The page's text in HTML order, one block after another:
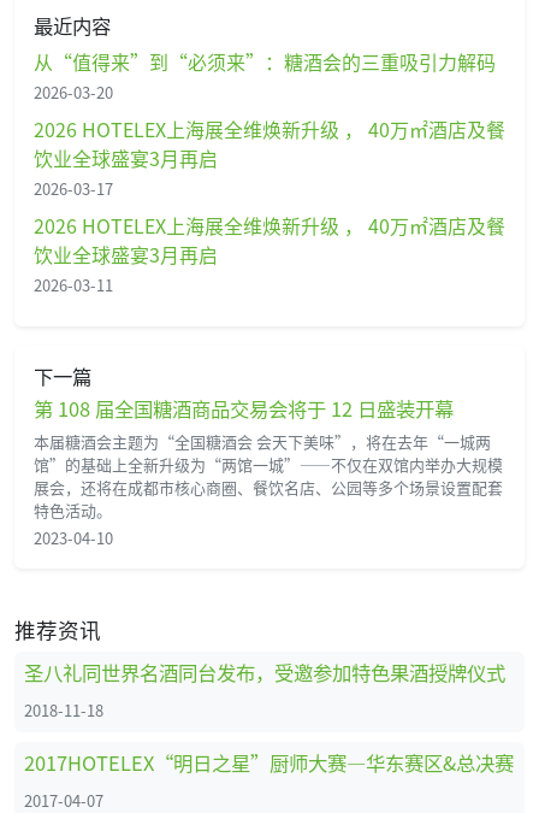
最近内容
从“值得来”到“必须来”：糖酒会的三重吸引力解码
2026-03-20
2026 HOTELEX上海展全维焕新升级 ， 40万㎡酒店及餐
饮业全球盛宴3月再启
2026-03-17
2026 HOTELEX上海展全维焕新升级 ， 40万㎡酒店及餐
饮业全球盛宴3月再启
2026-03-11
下一篇
第 108 届全国糖酒商品交易会将于 12 日盛装开幕
本届糖酒会主题为“全国糖酒会 会天下美味”，将在去年“一城两
馆”的基础上全新升级为“两馆一城”——不仅在双馆内举办大规模
展会，还将在成都市核心商圈、餐饮名店、公园等多个场景设置配套
特色活动。
2023-04-10
推荐资讯
圣八礼同世界名酒同台发布，受邀参加特色果酒授牌仪式
2018-11-18
2017HOTELEX“明日之星”厨师大赛—华东赛区&总决赛
2017-04-07